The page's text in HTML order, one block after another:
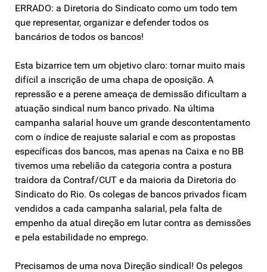
ERRADO: a Diretoria do Sindicato como um todo tem
que representar, organizar e defender todos os
bancários de todos os bancos!
Esta bizarrice tem um objetivo claro: tornar muito mais
difícil a inscrição de uma chapa de oposição. A
repressão e a perene ameaça de demissão dificultam a
atuação sindical num banco privado. Na última
campanha salarial houve um grande descontentamento
com o índice de reajuste salarial e com as propostas
específicas dos bancos, mas apenas na Caixa e no BB
tivemos uma rebelião da categoria contra a postura
traidora da Contraf/CUT e da maioria da Diretoria do
Sindicato do Rio. Os colegas de bancos privados ficam
vendidos a cada campanha salarial, pela falta de
empenho da atual direção em lutar contra as demissões
e pela estabilidade no emprego.
Precisamos de uma nova Direção sindical! Os pelegos